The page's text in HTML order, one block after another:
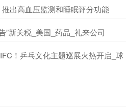
出高血压监测和睡眠评分功能
”新关税_美国_药品_礼来公司
！乒乓文化主题巡展火热开启_球